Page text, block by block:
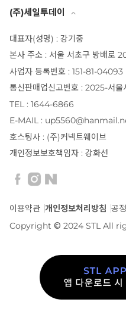
(주)세일투데이
대표자(성명) : 강기중
본사 주소 : 서울 서초구 방배로
사업자 등록번호 : 151-81-04093
통신판매업신고번호 : 2025-서울
TEL : 1644-6866
E-MAIL :
호스팅사 : (주)커넥트웨이브
개인정보보호책임자 : 강화선
이용약관 개인정보처리방침 공
Copyright © 2024 STL All